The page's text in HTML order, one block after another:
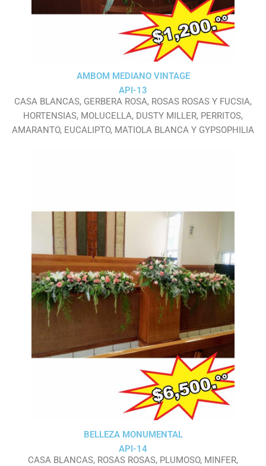
AMBOM MEDIANO VINTAGE
API-13
CASA BLANCAS, GERBERA ROSA, ROSAS ROSAS Y FUCSIA,
HORTENSIAS, MOLUCELLA, DUSTY MILLER, PERRITOS,
AMARANTO, EUCALIPTO, MATIOLA BLANCA Y GYPSOPHILIA
BELLEZA MONUMENTAL
API-14
CASA BLANCAS, ROSAS ROSAS, PLUMOSO, MINFER,